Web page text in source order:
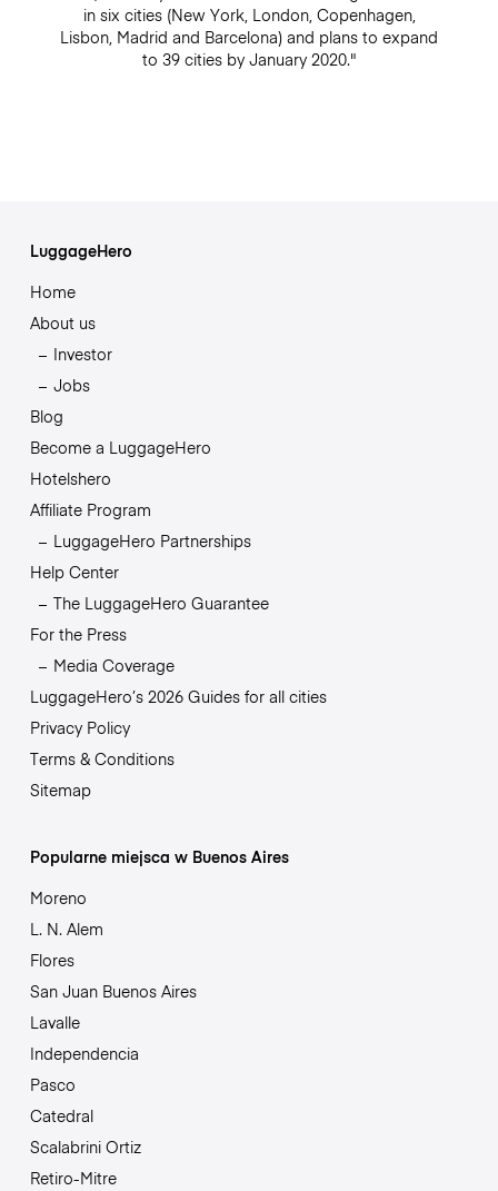
in six cities (New York, London, Copenhagen,
Lisbon, Madrid and Barcelona) and plans to expand
to 39 cities by January 2020."
LuggageHero
Home
About us
Investor
Jobs
Blog
Become a LuggageHero
Hotelshero
Affiliate Program
LuggageHero Partnerships
Help Center
The LuggageHero Guarantee
For the Press
Media Coverage
LuggageHero’s 2026 Guides for all cities
Privacy Policy
Terms & Conditions
Sitemap
Popularne miejsca w Buenos Aires
Moreno
L. N. Alem
Flores
San Juan Buenos Aires
Lavalle
Independencia
Pasco
Catedral
Scalabrini Ortiz
Retiro-Mitre